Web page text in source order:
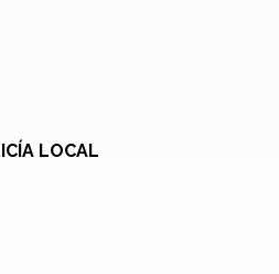
LOCAL